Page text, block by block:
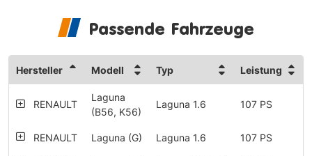
Passende Fahrzeuge
Hersteller Modell Typ Leistung
RENAULT
Laguna
(B56, K56)
Laguna 1.6 107 PS
RENAULT Laguna (G) Laguna 1.6 107 PS